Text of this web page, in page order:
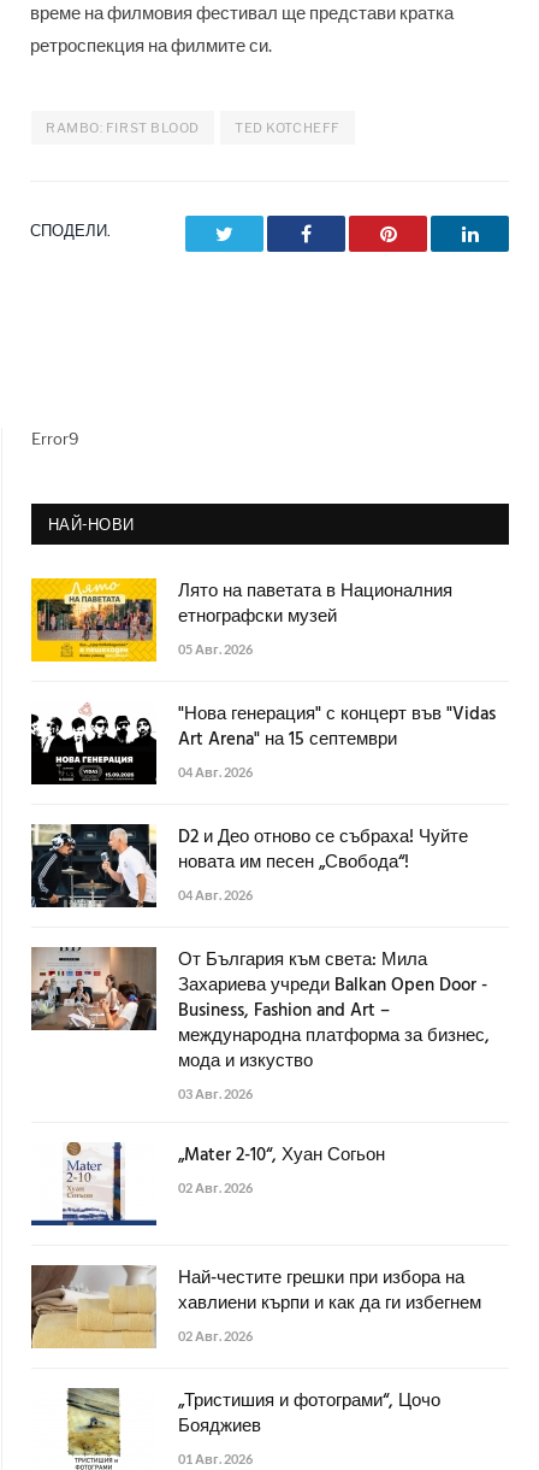
време на филмовия фестивал ще представи кратка
ретроспекция на филмите си.
RAMBO: FIRST BLOOD TED KOTCHEFF
СПОДЕЛИ. Facebook Pinterest
Error9
НАЙ-НОВИ
Лято на паветата в Националния
етнографски музей
05 Авг. 2026
"Нова генерация" с концерт във "Vidas
Art Arena" на 15 септември
04 Авг. 2026
D2 и Део отново се събраха! Чуйте
новата им песен „Свобода“!
04 Авг. 2026
От България към света: Мила
Захариева учреди Balkan Open Door -
Business, Fashion and Art –
международна платформа за бизнес,
мода и изкуство
03 Авг. 2026
„Mater 2-10“, Хуан Согьон
02 Авг. 2026
Най-честите грешки при избора на
хавлиени кърпи и как да ги избегнем
02 Авг. 2026
„Тристишия и фотограми“, Цочо
Бояджиев
01 Авг. 2026